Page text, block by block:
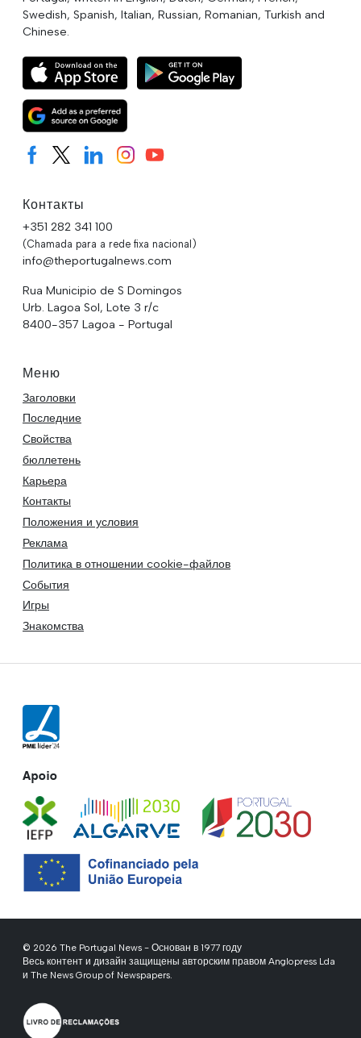
Swedish, Spanish, Italian, Russian, Romanian, Turkish and
Chinese.
Контакты
+351 282 341 100
(Chamada para a rede fixa nacional)
info@theportugalnews.com
Rua Municipio de S Domingos
Urb. Lagoa Sol, Lote 3 r/c
8400-357 Lagoa - Portugal
Меню
Заголовки
Последние
Свойства
бюллетень
Карьера
Контакты
Положения и условия
Реклама
Политика в отношении cookie-файлов
События
Игры
Знакомства
Apoio
© 2026 The Portugal News - Основан в 1977 году
Весь контент и дизайн защищены авторским правом Anglopress Lda
и The News Group of Newspapers.